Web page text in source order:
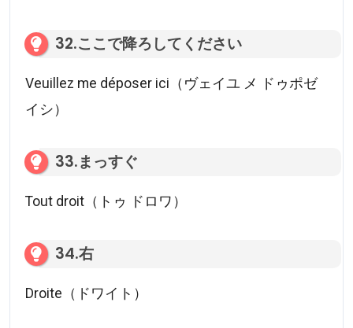
32.ここで降ろしてください
Veuillez me déposer ici（ヴェイユ メ ドゥポゼ
イシ）
33.まっすぐ
Tout droit（トゥ ドロワ）
34.右
Droite（ドワイト）